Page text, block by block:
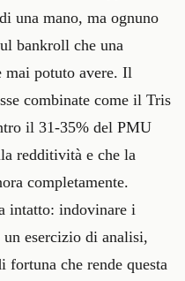
una mano, ma ognuno
bankroll che una
mai potuto avere. Il
combinate come il Tris
il 31-35% del PMU
redditività e che la
completamente.
intatto: indovinare i
esercizio di analisi,
che rende questa